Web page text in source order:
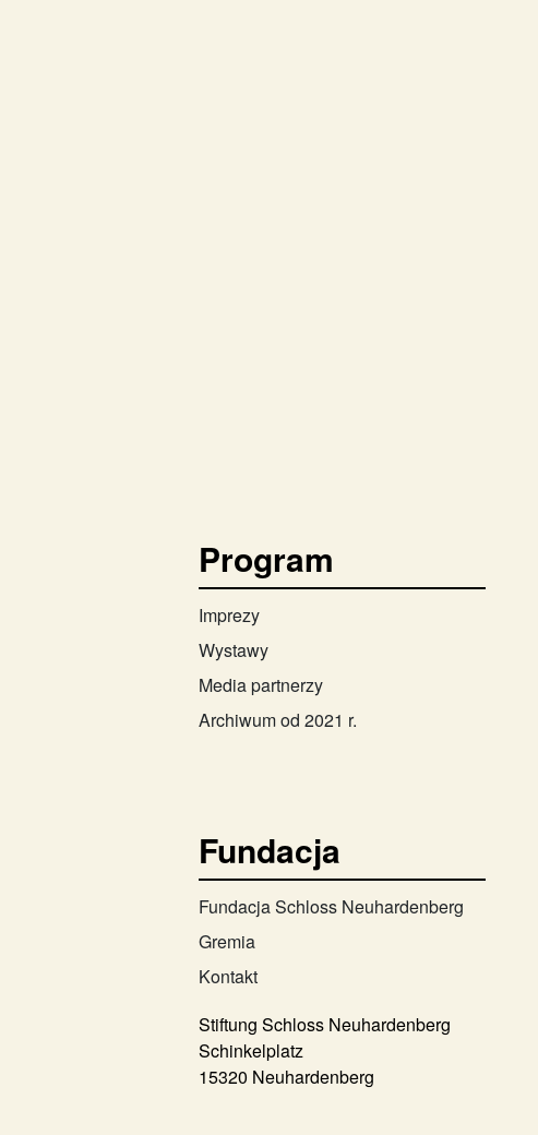
Program
Imprezy
Wystawy
Media partnerzy
Archiwum od 2021 r.
Fundacja
Fundacja Schloss Neuhardenberg
Gremia
Kontakt
Stiftung Schloss Neuhardenberg
Schinkelplatz
15320 Neuhardenberg